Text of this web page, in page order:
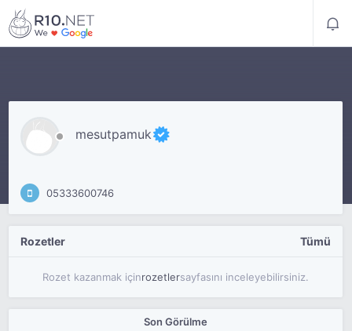
mesutpamuk
05333600746
Rozetler Tümü
Rozet kazanmak içinrozetlersayfasını inceleyebilirsiniz.
Son Görülme